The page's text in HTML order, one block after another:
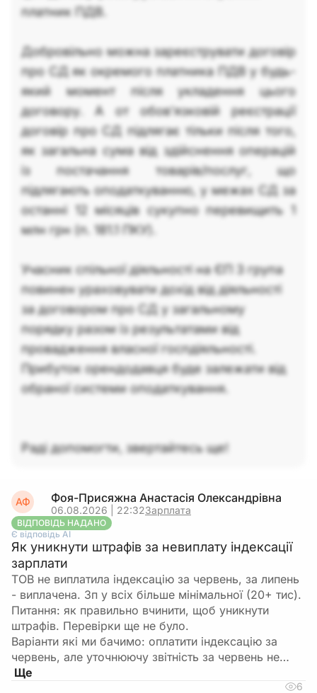
платник ПДВ.
Добровільно можна зареєструвати договір
про СД як окремого платника ПДВ у будь-
який момент після укладення цього
договору. А от обов’язковій реєстрації
договір про СД підлягає тільки після того,
як загальна сума від здійснення операцій
із постачання товарів/послуг, що
підлягають оподаткуванню, у межах СД за
останні 12 місяців сукупно перевищить 1
млн грн (п. 181.1 ПКУ).
Учасник спільної діяльності на ЄП 3 група
повинен ураховувати дохід від діяльності
за договором про СД у загальному
порядку разом із результатами від
провадження власної госпдіяльності.
Прибуток орендодавця буде залежати від
обраної системи оподаткування.
Раді допомогти, звертайтесь ще!
АФ Фоя-Присяжна Анастасія Олександрівна
06.08.2026 | 22:32Зарплата
ВІДПОВІДЬ НАДАНО
Є відповідь АІ
Як уникнути штрафів за невиплату індексації
зарплати
ТОВ не виплатила індексацію за червень, за липень
- виплачена. Зп у всіх більше мінімальної (20+ тис).
Питання: як правильно вчинити, щоб уникнути
штрафів. Перевірки ще не було.
Варіанти які ми бачимо: оплатити індексацію за
червень, але уточнюючу звітність за червень не…
6